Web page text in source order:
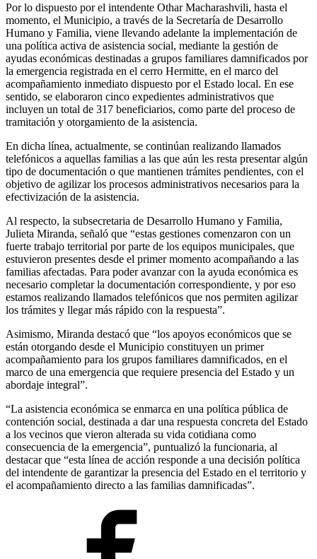
Por lo dispuesto por el intendente Othar Macharashvili, hasta el
momento, el Municipio, a través de la Secretaría de Desarrollo
Humano y Familia, viene llevando adelante la implementación de
una política activa de asistencia social, mediante la gestión de
ayudas económicas destinadas a grupos familiares damnificados por
la emergencia registrada en el cerro Hermitte, en el marco del
acompañamiento inmediato dispuesto por el Estado local. En ese
sentido, se elaboraron cinco expedientes administrativos que
incluyen un total de 317 beneficiarios, como parte del proceso de
tramitación y otorgamiento de la asistencia.
En dicha línea, actualmente, se continúan realizando llamados
telefónicos a aquellas familias a las que aún les resta presentar algún
tipo de documentación o que mantienen trámites pendientes, con el
objetivo de agilizar los procesos administrativos necesarios para la
efectivización de la asistencia.
Al respecto, la subsecretaria de Desarrollo Humano y Familia,
Julieta Miranda, señaló que “estas gestiones comenzaron con un
fuerte trabajo territorial por parte de los equipos municipales, que
estuvieron presentes desde el primer momento acompañando a las
familias afectadas. Para poder avanzar con la ayuda económica es
necesario completar la documentación correspondiente, y por eso
estamos realizando llamados telefónicos que nos permiten agilizar
los trámites y llegar más rápido con la respuesta”.
Asimismo, Miranda destacó que “los apoyos económicos que se
están otorgando desde el Municipio constituyen un primer
acompañamiento para los grupos familiares damnificados, en el
marco de una emergencia que requiere presencia del Estado y un
abordaje integral”.
“La asistencia económica se enmarca en una política pública de
contención social, destinada a dar una respuesta concreta del Estado
a los vecinos que vieron alterada su vida cotidiana como
consecuencia de la emergencia”, puntualizó la funcionaria, al
destacar que “esta línea de acción responde a una decisión política
del intendente de garantizar la presencia del Estado en el territorio y
el acompañamiento directo a las familias damnificadas”.